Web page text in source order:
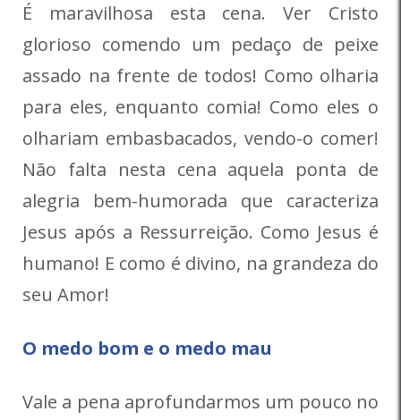
É maravilhosa esta cena. Ver Cristo
glorioso comendo um pedaço de peixe
assado na frente de todos! Como olharia
para eles, enquanto comia! Como eles o
olhariam embasbacados, vendo-o comer!
Não falta nesta cena aquela ponta de
alegria bem-humorada que caracteriza
Jesus após a Ressurreição. Como Jesus é
humano! E como é divino, na grandeza do
seu Amor!
O medo bom e o medo mau
Vale a pena aprofundarmos um pouco no